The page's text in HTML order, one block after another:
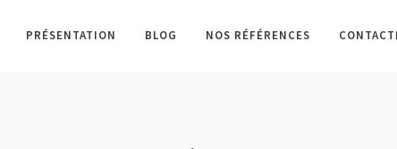
PRÉSENTATION BLOG NOS RÉFÉRENCES